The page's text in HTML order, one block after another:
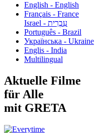
English - English
Français - France
עִבְרִית - Israel
Português - Brazil
Українська - Ukraine
Englis - India
Multilingual
Aktuelle Filme
für Alle
mit GRETA